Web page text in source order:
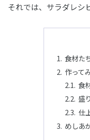
それでは、サラダレシ
食材た
作って
食
盛
仕
めしあ